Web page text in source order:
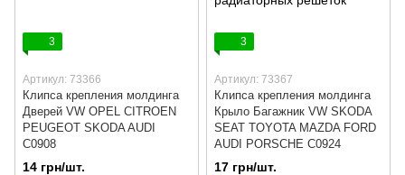
3
Артикул: 73366
Клипса крепления молдинга
Дверей VW OPEL CITROEN
PEUGEOT SKODA AUDI
C0908
14 грн/шт.
3
Артикул: 73367
Клипса крепления молдинга
Крыло Багажник VW SKODA
SEAT TOYOTA MAZDA FORD
AUDI PORSCHE C0924
17 грн/шт.